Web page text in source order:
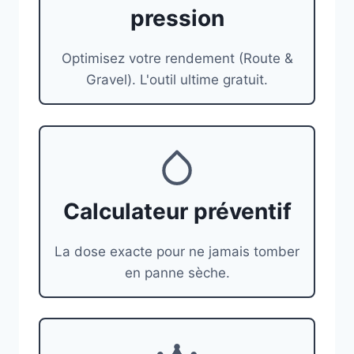
pression
Optimisez votre rendement (Route &
Gravel). L'outil ultime gratuit.
Calculateur préventif
La dose exacte pour ne jamais tomber
en panne sèche.